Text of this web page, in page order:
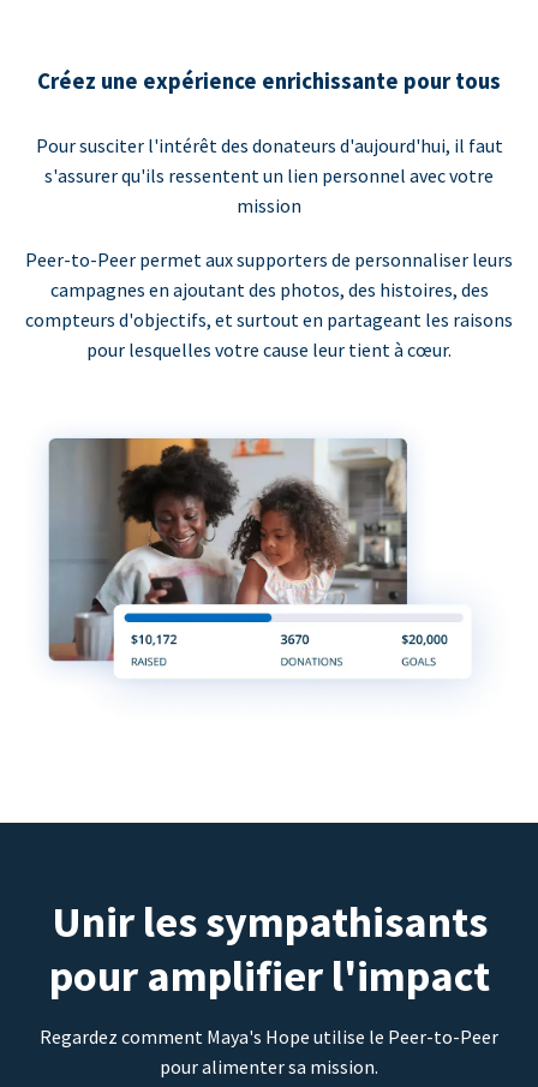
Créez une expérience enrichissante pour tous
Pour susciter l'intérêt des donateurs d'aujourd'hui, il faut
s'assurer qu'ils ressentent un lien personnel avec votre
mission
Peer-to-Peer permet aux supporters de personnaliser leurs
campagnes en ajoutant des photos, des histoires, des
compteurs d'objectifs, et surtout en partageant les raisons
pour lesquelles votre cause leur tient à cœur.
Unir les sympathisants
pour amplifier l'impact
Regardez comment Maya's Hope utilise le Peer-to-Peer
pour alimenter sa mission.